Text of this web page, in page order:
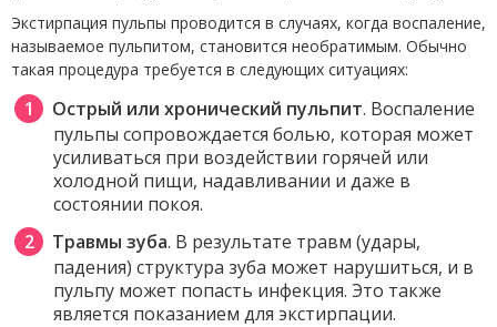
Экстирпация пульпы проводится в случаях, когда воспаление,
называемое пульпитом, становится необратимым. Обычно
такая процедура требуется в следующих ситуациях:
Острый или хронический пульпит. Воспаление
пульпы сопровождается болью, которая может
усиливаться при воздействии горячей или
холодной пищи, надавливании и даже в
состоянии покоя.
Травмы зуба. В результате травм (удары,
падения) структура зуба может нарушиться, и в
пульпу может попасть инфекция. Это также
является показанием для экстирпации.